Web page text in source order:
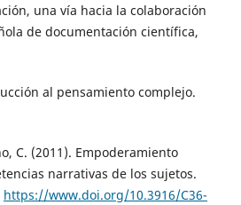
una vía hacia la colaboración
de documentación científica,
al pensamiento complejo.
C. (2011). Empoderamiento
narrativas de los sujetos.
https://www.doi.org/10.3916/C36-